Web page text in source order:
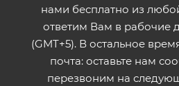
нами бесплатно из
ответим Вам в рабочие
(GMT+5). В остальное
почта: оставьте нам
перезвоним на